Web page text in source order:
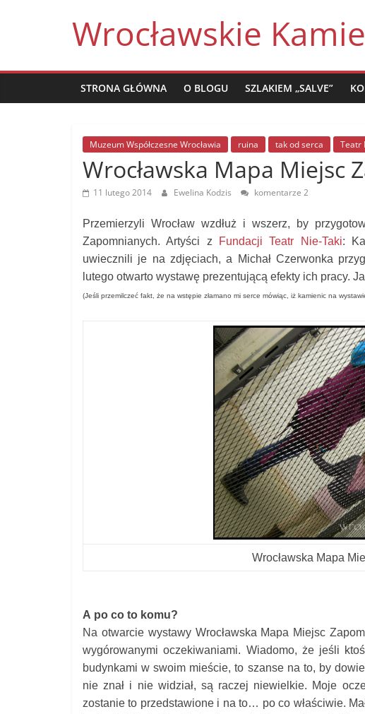
Wrocławskie
STRONA GŁÓWNA O BLOGU SZLAKIEM „SALVE”
Muzeum Współczesne Wrocławia ruina tak od serca Teatr
Wrocławska Mapa Miejsc
11 lutego 2014 Ewelina Kodzis komentarze 2
Przemierzyli Wrocław wzdłuż i wszerz, by
Zapomnianych. Artyści z
Fundacji Teatr Nie-Taki:
uwiecznili je na zdjęciach, a Michał Czerwonka
lutego otwarto wystawę prezentującą efekty ich pracy.
(Jeśli przemilczeć fakt, że na wstępie złamano mi serce mówiąc, iż kamienic na
Wrocławska Mapa
A po co to komu?
Na otwarcie wystawy Wrocławska Mapa Miejsc
wygórowanymi oczekiwaniami. Wiadomo, że jeśli
budynkami w swoim mieście, to szanse na to, by
nie znał i nie widział, są raczej niewielkie. Moje
zostanie to przedstawione i na to… po co właściwie.